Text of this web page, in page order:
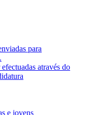
para
através do
e jovens